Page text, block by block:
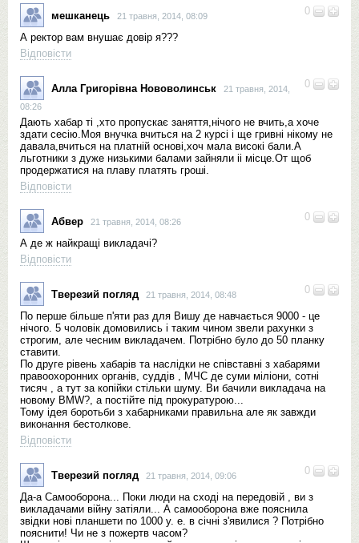
0
мешканець 21 травня, 2014, 08:09
А ректор вам внушає довір я???
Відповісти
0
Алла Григорівна Нововолинськ
21 травня, 2014,
08:26
Дають хабар ті ,хто пропускає заняття,нічого не вчить,а хоче
здати сесію.Моя внучка вчиться на 2 курсі і ще гривні нікому не
давала,вчиться на платній основі,хоч мала високі бали.А
льготники з дуже низькими балами зайняли іі місце.От щоб
продержатися на плаву платять гроші.
Відповісти
0
Абвер 21 травня, 2014, 08:26
А де ж найкращі викладачі?
Відповісти
0
Тверезий погляд 21 травня, 2014, 08:48
По перше більше п'яти раз для Вишу де навчається 9000 - це
нічого. 5 чоловік домовились і таким чином звели рахунки з
строгим, але чесним викладачем. Потрібно було до 50 планку
ставити.
По друге рівень хабарів та наслідки не співставні з хабарями
правоохоронних органів, суддів , МЧС де суми міліони, сотні
тисяч , а тут за копійки стільки шуму. Ви бачили викладача на
новому BMW?, а постійте під прокуратурою...
Тому ідея боротьби з хабарниками правильна але як завжди
виконання бестолкове.
Відповісти
0
Тверезий погляд 21 травня, 2014, 09:06
Да-а Самооборона... Поки люди на сході на передовій , ви з
викладачами війну затіяли... А самооборона вже пояснила
звідки нові планшети по 1000 у. е. в січні з'явилися ? Потрібно
пояснити! Чи не з пожертв часом?